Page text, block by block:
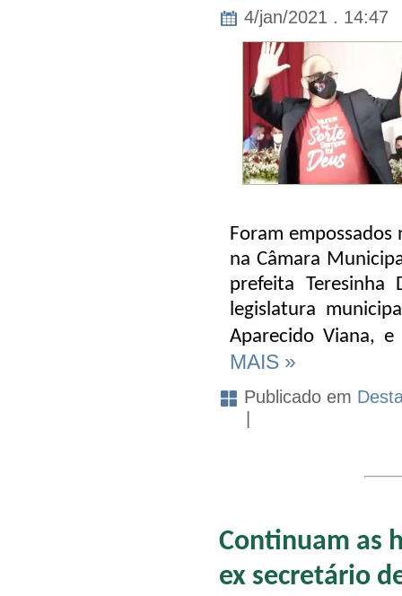
4/jan/2021 . 14:47
Foram
na Câmara
prefeita Teresinha
legislatura
Aparecido Viana,
MAIS »
Publicado em
Continuam as
ex secretário